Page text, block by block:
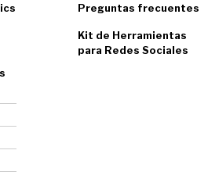
Preguntas frecuentes
Kit de Herramientas
para Redes Sociales